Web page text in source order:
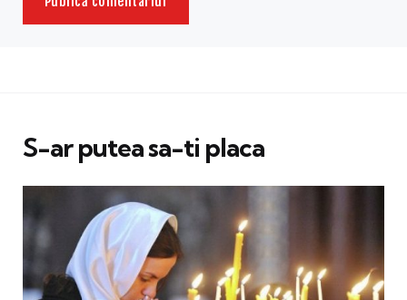
S-ar putea sa-ti placa